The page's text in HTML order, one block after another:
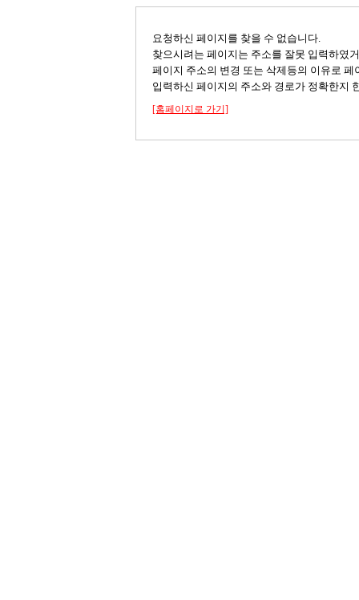
요청하신 페이지를 찾을 수 없습니다.
찾으시려는 페이지는 주소를 잘못 입력하였
페이지 주소의 변경 또는 삭제등의 이유로 페
입력하신 페이지의 주소와 경로가 정확한지
[홈페이지로 가기]